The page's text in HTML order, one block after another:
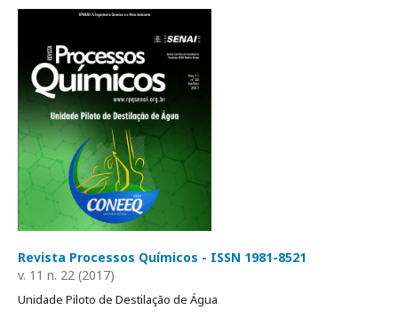
Revista Processos Químicos - ISSN 1981-8521
v. 11 n. 22 (2017)
Unidade Piloto de Destilação de Água